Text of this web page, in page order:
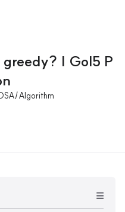
| Gol5 P
Algorithm